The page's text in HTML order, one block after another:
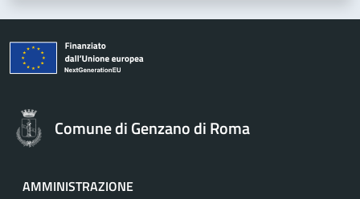
Comune di Genzano di Roma
AMMINISTRAZIONE